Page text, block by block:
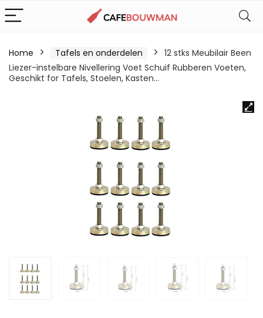
Home Tafels en onderdelen
12 stks Meubilair Been
Liezer-instelbare Nivellering Voet Schuif Rubberen Voeten,
Geschikt for Tafels, Stoelen, Kasten…